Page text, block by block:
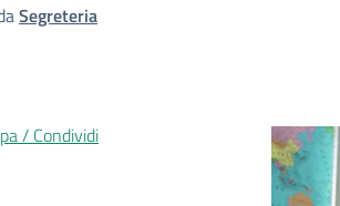
Segreteria
/ Condividi